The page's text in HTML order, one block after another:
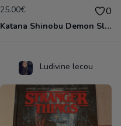
25.00€ 0
Katana Shinobu Demon Slayer
Ludivine lecou